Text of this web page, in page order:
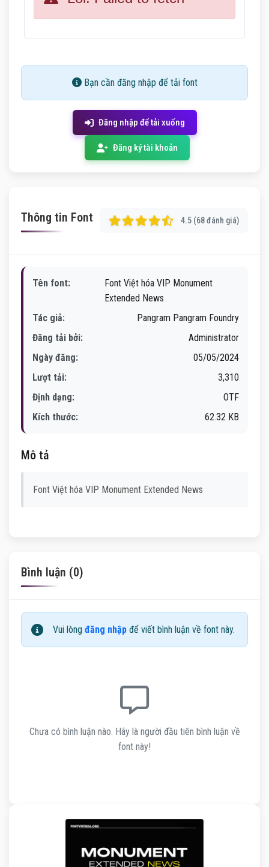
Bạn cần đăng nhập để tải font
Đăng nhập để tải xuống
Đăng ký tài khoản
Thông tin Font 4.5 (68 đánh giá)
Tên font:
Font Việt hóa VIP Monument
Extended News
Tác giả:
Pangram Pangram Foundry
Đăng tải bởi:
Administrator
Ngày đăng:
05/05/2024
Lượt tải:
3,310
Định dạng:
OTF
Kích thước:
62.32 KB
Mô tả
Font Việt hóa VIP Monument Extended News
Bình luận (0)
Vui lòng đăng nhập để viết bình luận về font này.
Chưa có bình luận nào. Hãy là người đầu tiên bình luận về
font này!